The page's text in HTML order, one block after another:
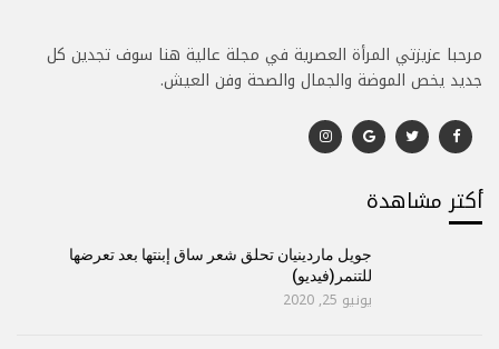
مرحبا عزيزتي المرأة العصرية في مجلة عالية هنا سوف تجدين كل
جديد يخص الموضة والجمال والصحة وفن العيش.
أكتر مشاهدة
جويل ماردينيان تحلق شعر ساق إبنتها بعد تعرضها
للتنمر(فيديو)
يونيو 25, 2020